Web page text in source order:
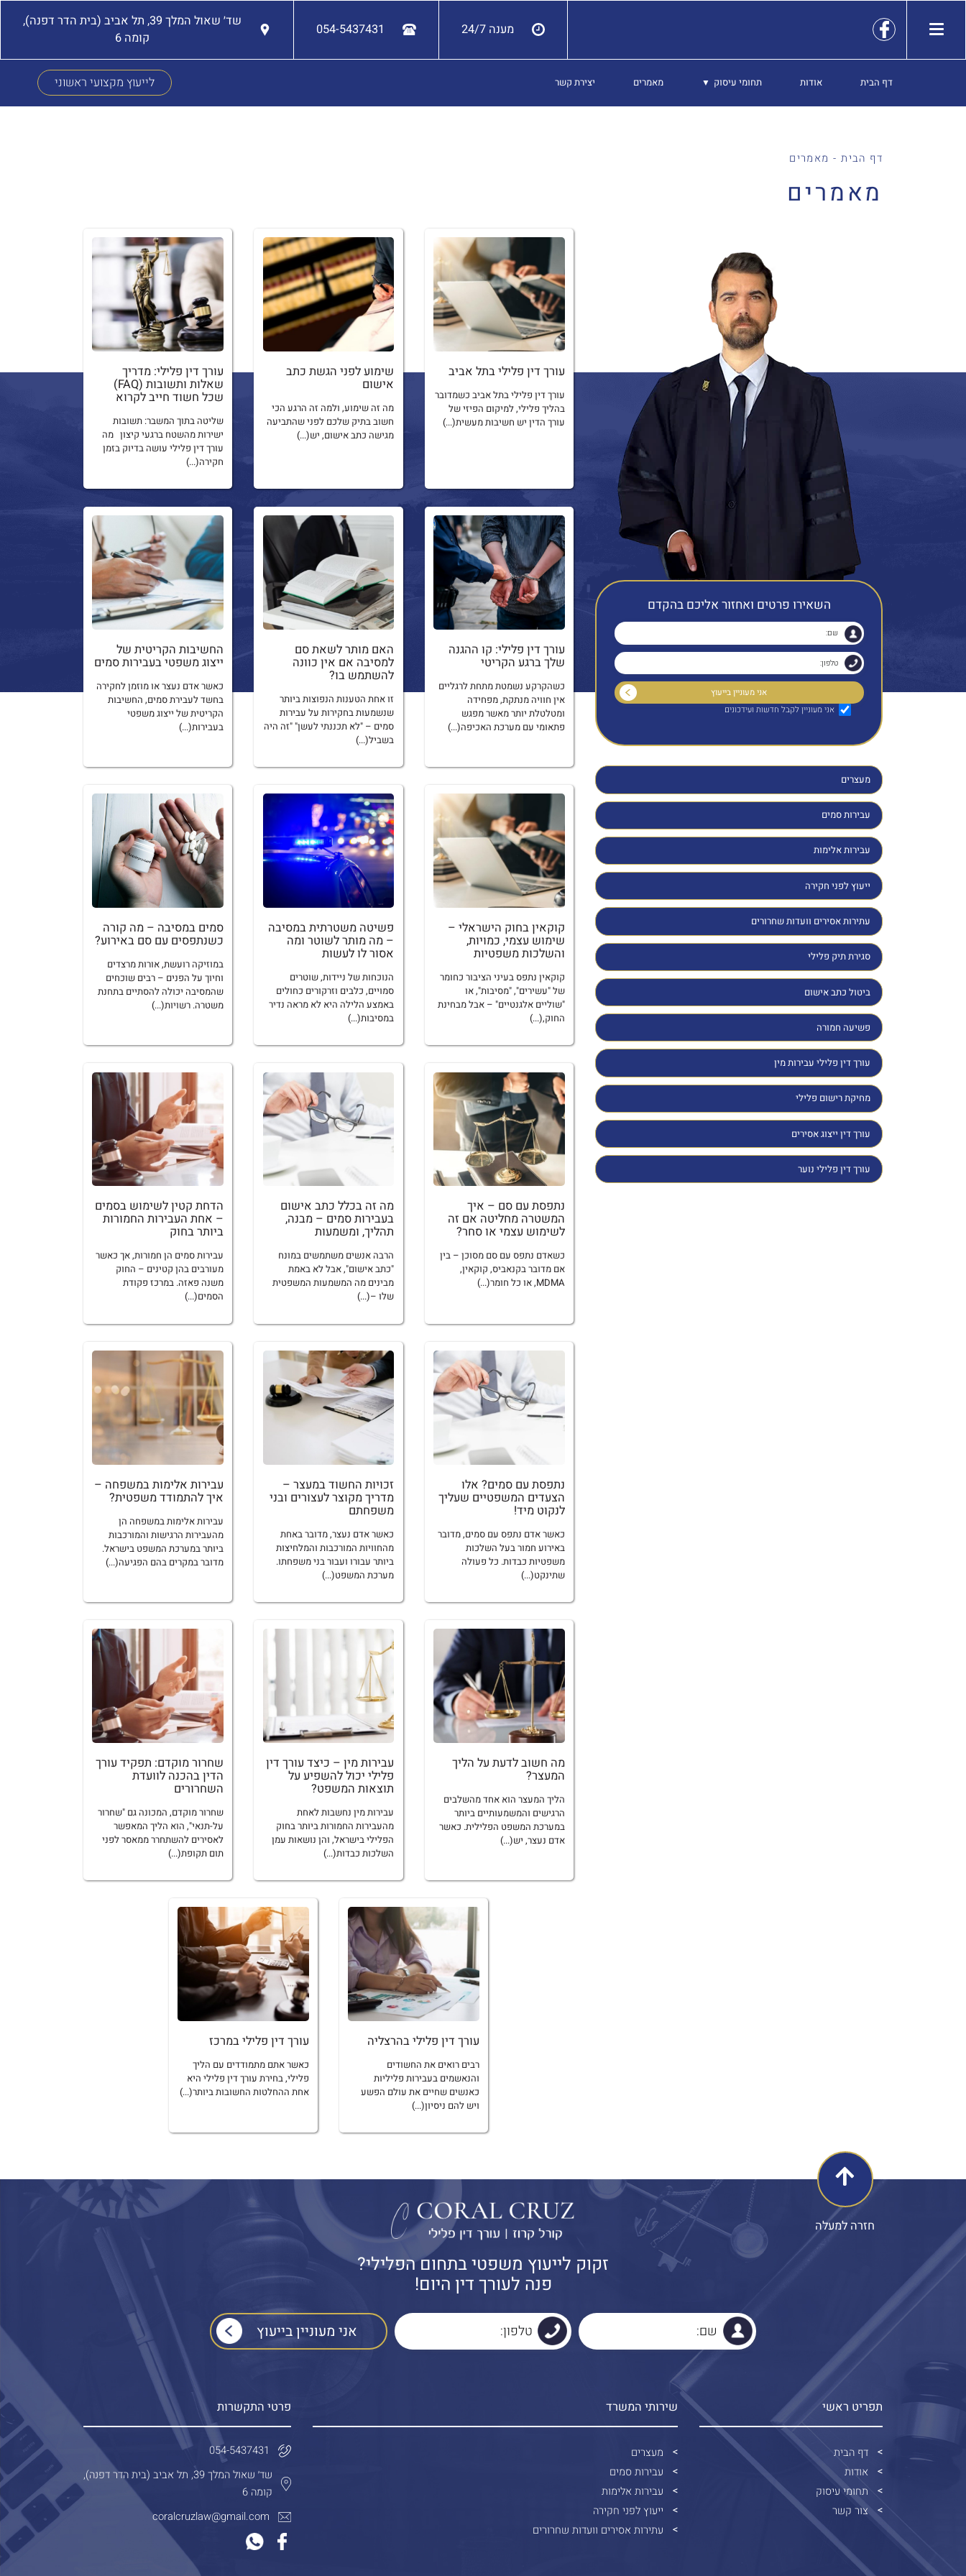
מענה 24/7 054-5437431
שד׳ שאול המלך 39, תל אביב (בית הדר דפנה),
קומה 6
דף הבית אודות תחומי עיסוק מאמרים יצירת קשר לייעוץ מקצועי ראשוני
דף הבית- מאמרים
מאמרים
השאירו פרטים ואחזור אליכם בהקדם
אני מעוניין לקבל חדשות ועידכונים
מעצרים
עבירות סמים
עבירות אלימות
ייעוץ לפני חקירה
עתירות אסירים וועדות שחרורים
סגירת תיק פלילי
ביטול כתב אישום
פשיעה חמורה
עורך דין פלילי עבירות מין
מחיקת רישום פלילי
עורך דין ייצוג אסירים
עורך דין פלילי נוער
עורך דין פלילי בתל אביב
עורך דין פלילי בתל אביב כשמדובר
בהליך פלילי, למיקום הפיזי של
עורך הדין יש חשיבות מעשית(...)
שימוע לפני הגשת כתב
אישום
מה זה שימוע, ולמה זה הרגע הכי
חשוב בתיק שלכם לפני שהתביעה
מגישה כתב אישום, יש(...)
עורך דין פלילי: מדריך
שאלות ותשובות (FAQ)
שכל חשוד חייב לקרוא
שליטה בתוך המשבר: תשובות
ישירות מהשטח ברגעי קיצון מה
עורך דין פלילי עושה בדיוק בזמן
חקירה(...)
עורך דין פלילי: קו ההגנה
שלך ברגע הקריטי
כשהקרקע נשמטת מתחת לרגליים
אין חוויה מנתקת, מפחידה
ומטלטלת יותר מאשר מפגש
פתאומי עם מערכת האכיפה(...)
האם מותר לשאת סם
למסיבה אם אין כוונה
להשתמש בו?
זו אחת הטענות הנפוצות ביותר
שנשמעות בחקירות על עבירות
סמים – "לא תכננתי לעשן" "זה היה
בשביל(...)
החשיבות הקריטית של
ייצוג משפטי בעבירות סמים
כאשר אדם נעצר או מוזמן לחקירה
בחשד לעבירת סמים, החשיבות
הקריטית של ייצוג משפטי
בעבירות(...)
קוקאין בחוק הישראלי –
שימוש עצמי, כמויות,
והשלכות משפטיות
קוקאין נתפס בעיני הציבור כחומר
של "עשירים", "מסיבות", או
"שוליים אלגנטיים" – אבל מבחינת
החוק,(...)
פשיטה משטרתית במסיבה
– מה מותר לשוטר ומה
אסור לו לעשות
הנוכחות של ניידות, שוטרים
סמויים, כלבים וזרקורים כחולים
באמצע הלילה היא לא מראה נדיר
במסיבות(...)
סמים במסיבה – מה קורה
כשנתפסים עם סם באירוע?
במוזיקה רועשת, אורות מרצדים
וחיוך על הפנים – רבים שוכחים
שהמסיבה יכולה להסתיים בתחנת
משטרה. רשויות(...)
נתפסת עם סם – איך
המשטרה מחליטה אם זה
לשימוש עצמי או סחר?
כשאדם נתפס עם סם מסוכן – בין
אם מדובר בקנאביס, קוקאין,
MDMA, או כל חומר(...)
מה זה בכלל כתב אישום
בעבירות סמים – מבנה,
תהליך, ומשמעות
הרבה אנשים משתמשים במונח
"כתב אישום", אבל לא באמת
מבינים מה המשמעות המשפטית
שלו –(...)
הדחת קטין לשימוש בסמים
– אחת העבירות החמורות
ביותר בחוק
עבירות סמים הן חמורות, אך כאשר
מעורבים בהן קטינים – החוק
משנה פאזה. במרכז פקודת
הסמים(...)
נתפסת עם סמים? אלו
הצעדים המשפטיים שעליך
לנקוט מיד!
כאשר אדם נתפס עם סמים, מדובר
באירוע חמור בעל השלכות
משפטיות כבדות. כל פעולה
שתינקט(...)
זכויות החשוד במעצר –
מדריך מקוצר לעצורים ובני
משפחתם
כאשר אדם נעצר, מדובר באחת
מהחוויות המורכבות והמלחיצות
ביותר עבורו ועבור בני משפחתו.
מערכת המשפט(...)
עבירות אלימות במשפחה –
איך להתמודד משפטית?
עבירות אלימות במשפחה הן
מהעבירות הרגישות והמורכבות
ביותר במערכת המשפט בישראל.
מדובר במקרים בהם הפגיעה(...)
מה חשוב לדעת על הליך
המעצר?
הליך המעצר הוא אחד מהשלבים
הרגישים והמשמעותיים ביותר
במערכת המשפט הפלילית. כאשר
אדם נעצר, יש(...)
עבירות מין – כיצד עורך דין
פלילי יכול להשפיע על
תוצאות המשפט?
עבירות מין נחשבות לאחת
מהעבירות החמורות ביותר בחוק
הפלילי בישראל, והן נושאות עמן
השלכות כבדות(...)
שחרור מוקדם: תפקיד עורך
הדין בהכנה לוועדת
השחרורים
שחרור מוקדם, המכונה גם "שחרור
על-תנאי", הוא הליך המאפשר
לאסירים להשתחרר ממאסר לפני
תום תקופת(...)
עורך דין פלילי בהרצליה
רבים רואים את החשודים
והנאשמים בעבירות פליליות
כאנשים שחיים את עולם הפשע
ויש להם ניסיון(...)
עורך דין פלילי במרכז
כאשר אתם מתמודדים עם הליך
פלילי, בחירת עורך דין פלילי היא
אחת ההחלטות החשובות ביותר(...)
חזרה למעלה
זקוק לייעוץ משפטי בתחום הפלילי?
פנה לעורך דין היום!
תפריט ראשי
דף הבית
אודות
תחומי עיסוק
צור קשר
שירותי המשרד
מעצרים
עבירות סמים
עבירות אלימות
ייעוץ לפני חקירה
עתירות אסירים וועדות שחרורים
פרטי התקשרות
054-5437431
שד׳ שאול המלך 39, תל אביב (בית הדר דפנה),
קומה 6
coralcruzlaw@gmail.com